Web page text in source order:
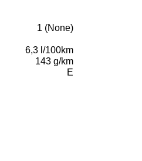
1 (None)
6,3 l/100km
143 g/km
E